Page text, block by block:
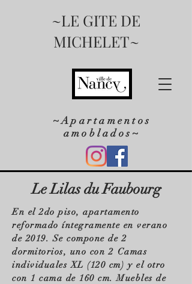
~LE GITE DE
MICHELET~
~Apartamentos
amoblados~
Le Lilas du Faubourg
En el 2do piso, apartamento
reformado íntegramente en verano
de 2019. Se compone de 2
dormitorios, uno con 2 Camas
individuales XL (120 cm) y el otro
con 1 cama de 160 cm. Muebles de